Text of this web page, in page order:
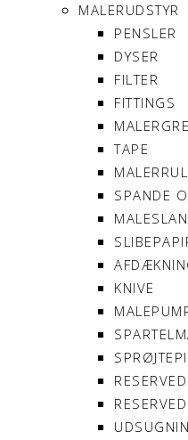
MALERUDSTYR
PENSLER
DYSER
FILTER
FITTINGS
TAPE
SPANDE
KNIVE